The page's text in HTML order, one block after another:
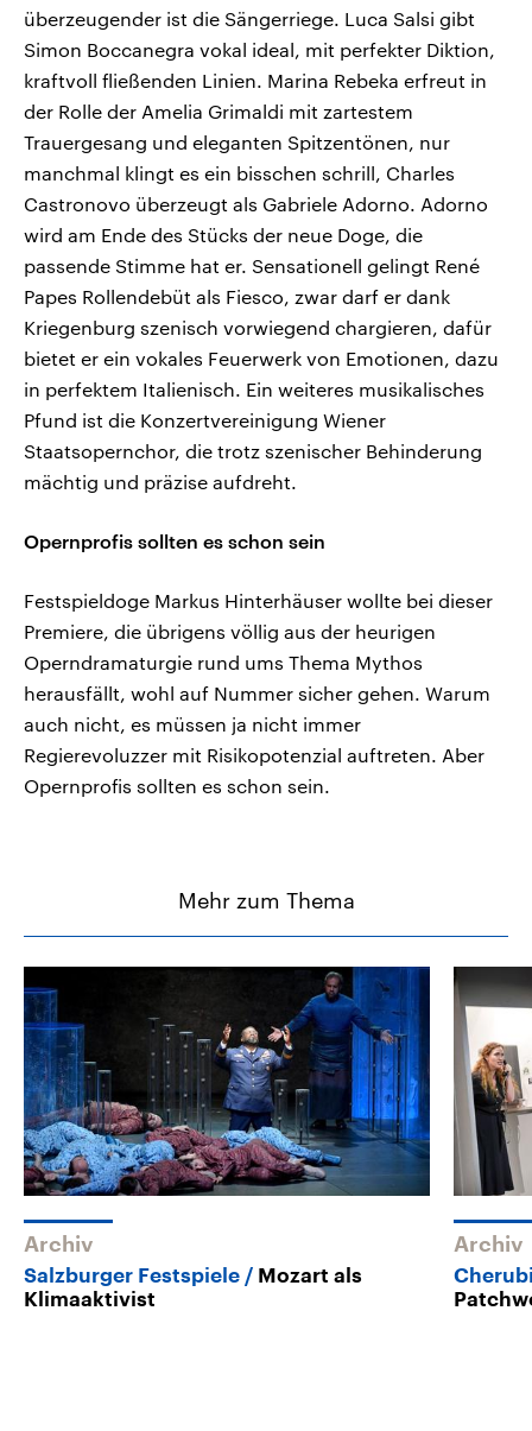
überzeugender ist die Sängerriege. Luca Salsi gibt
Simon Boccanegra vokal ideal, mit perfekter Diktion,
kraftvoll fließenden Linien. Marina Rebeka erfreut in
der Rolle der Amelia Grimaldi mit zartestem
Trauergesang und eleganten Spitzentönen, nur
manchmal klingt es ein bisschen schrill, Charles
Castronovo überzeugt als Gabriele Adorno. Adorno
wird am Ende des Stücks der neue Doge, die
passende Stimme hat er. Sensationell gelingt René
Papes Rollendebüt als Fiesco, zwar darf er dank
Kriegenburg szenisch vorwiegend chargieren, dafür
bietet er ein vokales Feuerwerk von Emotionen, dazu
in perfektem Italienisch. Ein weiteres musikalisches
Pfund ist die Konzertvereinigung Wiener
Staatsopernchor, die trotz szenischer Behinderung
mächtig und präzise aufdreht.
Opernprofis sollten es schon sein
Festspieldoge Markus Hinterhäuser wollte bei dieser
Premiere, die übrigens völlig aus der heurigen
Operndramaturgie rund ums Thema Mythos
herausfällt, wohl auf Nummer sicher gehen. Warum
auch nicht, es müssen ja nicht immer
Regierevoluzzer mit Risikopotenzial auftreten. Aber
Opernprofis sollten es schon sein.
Mehr zum Thema
Archiv
Salzburger Festspiele
Mozart als
Klimaaktivist
Archiv